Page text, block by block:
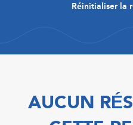
Réinitialiser la
AUCUN